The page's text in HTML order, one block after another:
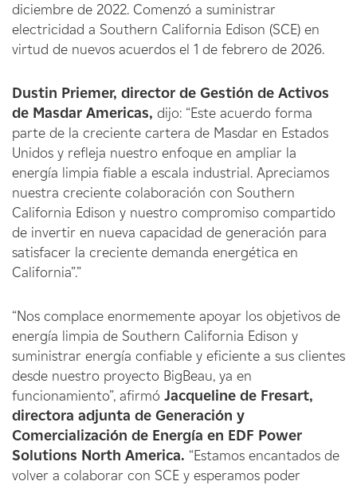
diciembre de 2022. Comenzó a suministrar
electricidad a Southern California Edison (SCE) en
virtud de nuevos acuerdos el 1 de febrero de 2026.
Dustin Priemer, director de Gestión de Activos
de Masdar Americas, dijo: “Este acuerdo forma
parte de la creciente cartera de Masdar en Estados
Unidos y refleja nuestro enfoque en ampliar la
energía limpia fiable a escala industrial. Apreciamos
nuestra creciente colaboración con Southern
California Edison y nuestro compromiso compartido
de invertir en nueva capacidad de generación para
satisfacer la creciente demanda energética en
California”.”
“Nos complace enormemente apoyar los objetivos de
energía limpia de Southern California Edison y
suministrar energía confiable y eficiente a sus clientes
desde nuestro proyecto BigBeau, ya en
funcionamiento”, afirmó Jacqueline de Fresart,
directora adjunta de Generación y
Comercialización de Energía en EDF Power
Solutions North America. “Estamos encantados de
volver a colaborar con SCE y esperamos poder